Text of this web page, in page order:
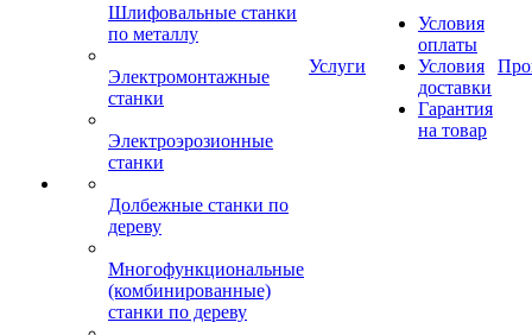
Шлифовальные станки
по металлу
Электромонтажные
станки
Электроэрозионные
станки
Долбежные станки по
дереву
Многофункциональные
(комбинированные)
станки по дереву
Услуги
Условия
оплаты
Условия
доставки
Гарантия
на товар